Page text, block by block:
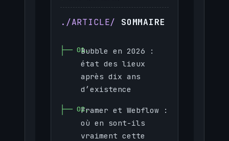
SOMMAIRE
Bubble en 2026 :
état des lieux
après dix ans
d’existence
Framer et Webflow :
où en sont-ils
vraiment cette